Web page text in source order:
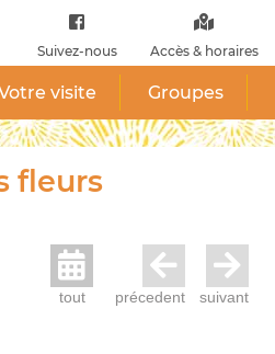
Suivez-nous Accès & horaires
visite Groupes
fleurs
tout précedent suivant